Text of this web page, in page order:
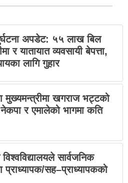
अपडेट: ५५ लाख बिल
र यातायात व्यवसायी बेपत्ता,
लागि गुहार
मुख्यमन्त्रीमा खगराज भट्टको
र एमालेको भागमा कति
सार्वजनिक
प्राध्यापक/सह–प्राध्यापकको